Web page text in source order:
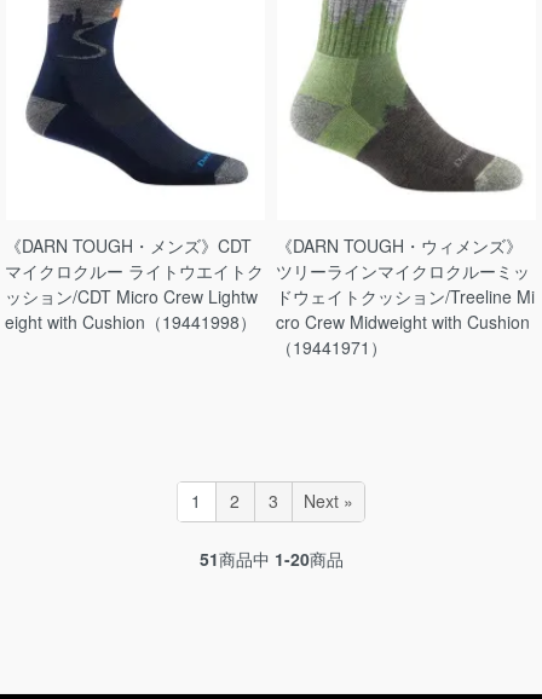
《DARN TOUGH・メンズ》CDT
マイクロクルー ライトウエイトク
ッション/CDT Micro Crew Lightw
eight with Cushion（19441998）
《DARN TOUGH・ウィメンズ》
ツリーラインマイクロクルーミッ
ドウェイトクッション/Treeline Mi
cro Crew Midweight with Cushion
（19441971）
1 2 3 Next »
51商品中 1-20商品